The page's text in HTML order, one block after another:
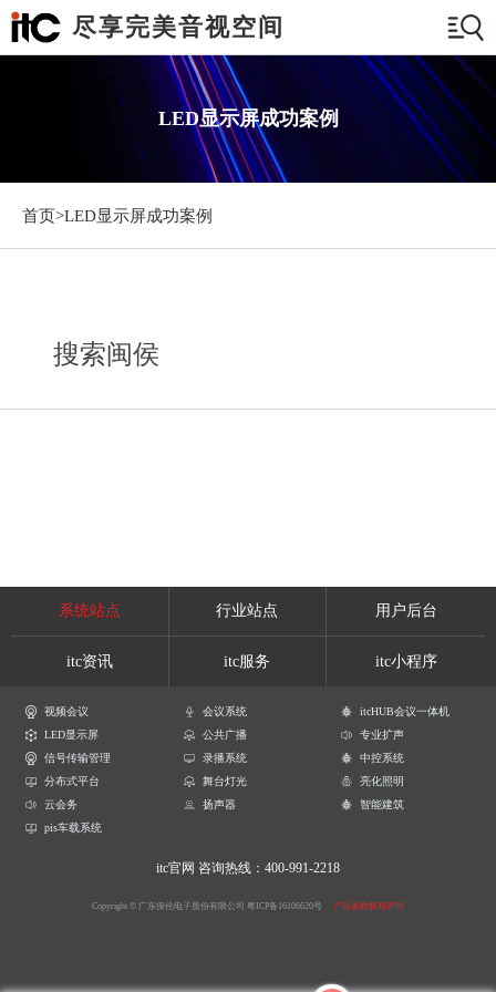
尽享完美音视空间
LED显示屏成功案例
首页>LED显示屏成功案例
搜索闽侯
系统站点 行业站点 用户后台
itc资讯 itc服务 itc小程序
视频会议 会议系统
itcHUB会议一体机
LED显示屏
公共广播
专业扩声
信号传输管理
录播系统
中控系统
分布式平台
舞台灯光
亮化照明
云会务
扬声器
智能建筑
pis车载系统
itc官网 咨询热线：400-991-2218
Copyright © 广东保伦电子股份有限公司 粤ICP备16106620号 产品参数解释声明